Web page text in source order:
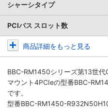
シャーシタイプ
PCIバス スロット数
商品詳細をもっと見る
BBC-RM1450シリーズ第13世
マウント4PCIeの型番BBC-
です。
型番BBC-RM1450-